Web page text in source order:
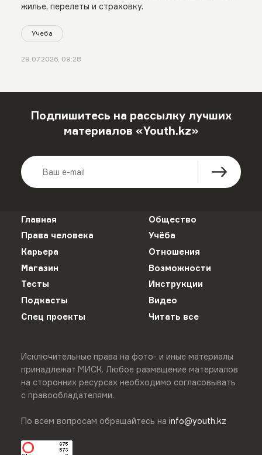
жилье, перелеты и страховку.
Учеба
29.07.2026, 09:28
Подпишитесь на рассылку лучших
материалов «Youth.kz»
Главная
Общество
Права человека
Учёба
Карьера
Отношения
Магазин
Возможности
Тесты
Инструкции
Подкасты
Видео
Спец проекты
Читать все
Исключительные права на фото- и иные материалы
принадлежат МИСК. Любое размещение материалов
на сторонних ресурсах необходимо согласовывать
с правообладателями.
По всем вопросам обращайтесь на info@youth.kz